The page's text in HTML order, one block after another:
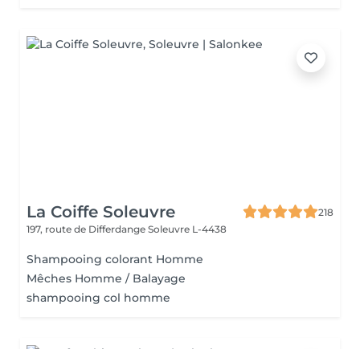
La Coiffe Soleuvre
218
197, route de Differdange Soleuvre L-4438
Shampooing colorant Homme
Mêches Homme / Balayage
shampooing col homme